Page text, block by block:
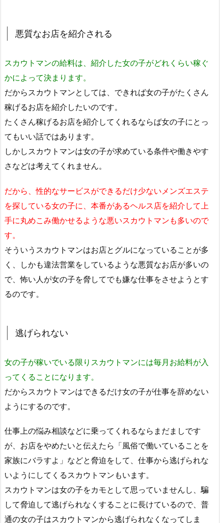
悪質なお店を紹介される
スカウトマンの給料は、紹介した女の子がどれくらい稼ぐ
かによって決まります。
だからスカウトマンとしては、できれば女の子がたくさん
稼げるお店を紹介したいのです。
たくさん稼げるお店を紹介してくれるならば女の子にとっ
てもいい話ではあります。
しかしスカウトマンは女の子が求めている条件や働きやす
さなどは考えてくれません。
だから、性的なサービスができるだけ少ないメンズエステ
を探している女の子に、本番があるヘルス店を紹介して上
手に丸めこみ働かせるような悪いスカウトマンも多いので
す。
そういうスカウトマンはお店とグルになっていることが多
く、しかも違法営業をしているような悪質なお店が多いの
で、怖い人が女の子を脅してでも嫌な仕事をさせようとす
るのです。
逃げられない
女の子が稼いでいる限りスカウトマンには毎月お給料が入
ってくることになります。
だからスカウトマンはできるだけ女の子が仕事を辞めない
ようにするのです。
仕事上の悩み相談などに乗ってくれるならまだましです
が、お店をやめたいと伝えたら「風俗で働いていることを
家族にバラすよ」などと脅迫をして、仕事から逃げられな
いようにしてくるスカウトマンもいます。
スカウトマンは女の子をカモとして思っていませんし、騙
して脅迫して逃げられなくすることに長けているので、普
通の女の子はスカウトマンから逃げられなくなってしま